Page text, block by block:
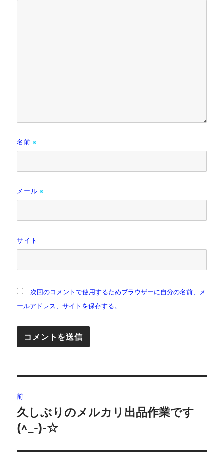
名前※
メール※
サイト
次回のコメントで使用するためブラウザーに自分の名前、メ
ールアドレス、サイトを保存する。
稿
ナ
ビ
前
前
の
久しぶりのメルカリ出品作業です
(^_-)-☆